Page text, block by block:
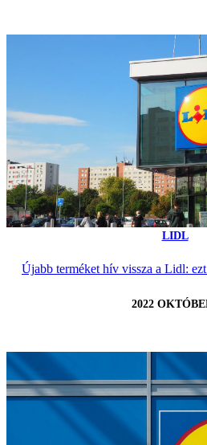
LIDL
Újabb terméket hív vissza a Lidl:
2022